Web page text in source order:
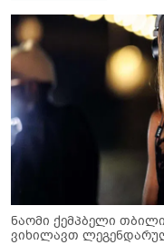
ნაომი ქემპბელი
ვიხილავთ